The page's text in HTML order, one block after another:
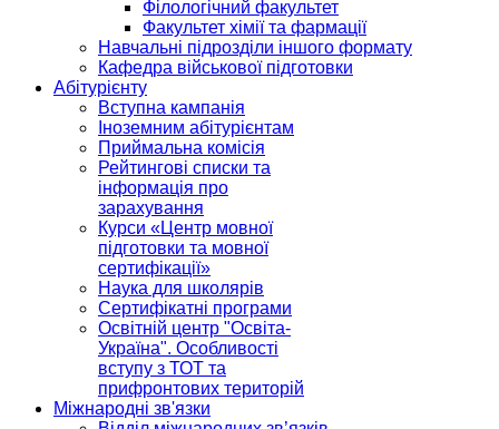
Філологічний факультет
Факультет хімії та фармації
Навчальні підрозділи іншого формату
Кафедра військової підготовки
Абітурієнту
Вступна кампанія
Іноземним абітурієнтам
Приймальна комісія
Рейтингові списки та
інформація про
зарахування
Курси «Центр мовної
підготовки та мовної
сертифікації»
Наука для школярів
Сертифікатні програми
Освітній центр "Освіта-
Україна". Особливості
вступу з ТОТ та
прифронтових територій
Міжнародні зв'язки